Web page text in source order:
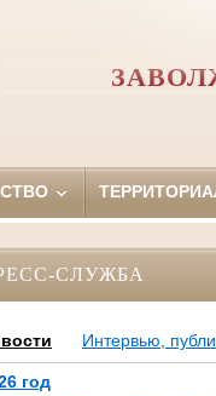
СЛУЖБА
Интервью,
год